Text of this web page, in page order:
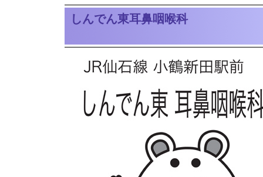
しんでん東耳鼻咽喉科